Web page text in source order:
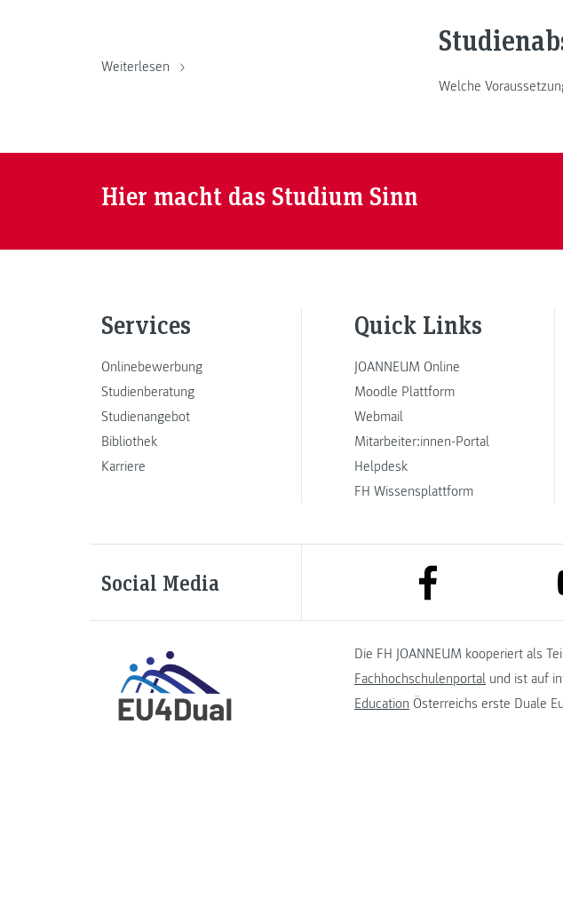
Weiterlesen
Welche
Hier macht das Studium Sinn
Services
Onlinebewerbung
Studienberatung
Studienangebot
Bibliothek
Karriere
Quick Links
JOANNEUM Online
Moodle Plattform
Webmail
Mitarbeiter:innen-Portal
Helpdesk
FH Wissensplattform
Social Media link to facebook
Die FH JOANNEUM kooperiert als
Fachhochschulenportal und ist auf
Education Österreichs erste Duale